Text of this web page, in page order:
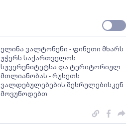
ელინა ვალტონენი - ფინეთი მხარს
უჭერს საქართველოს
სუვერენიტეტსა და ტერიტორიულ
მთლიანობას - რუსეთს
ვალდებულებების შესრულებისკენ
მოვუწოდებთ